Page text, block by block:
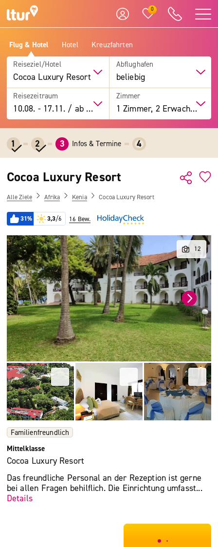
0
Flug & Hotel Hotel Kreuzfahrten
Reiseziel/Hotel
Cocoa Luxury Resort
Abflughafen
beliebig
Reisezeitraum
10.08. -17.11. / ab 7 Tage
Zimmer
1 Zimmer, 2 Erwachsene
1 2 3 Infos & Termine 4
Cocoa Luxury Resort
Alle Ziele Afrika Kenia Cocoa Luxury Resort
31% 3,3/6 16 Bew.
Familienfreundlich
Mittelklasse
Cocoa Luxury Resort
Das freundliche Personal an der Rezeption ist gerne
bei allen Fragen behilflich. Die Einrichtung umfasst...
Details
***************